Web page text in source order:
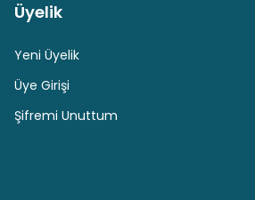
Üyelik
Yeni Üyelik
Üye Girişi
Şifremi Unuttum